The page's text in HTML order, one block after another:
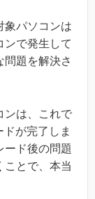
象パソコンは
ンで発生して
問題を解決さ
ンは、これで
が完了しま
ード後の問題
ことで、本当